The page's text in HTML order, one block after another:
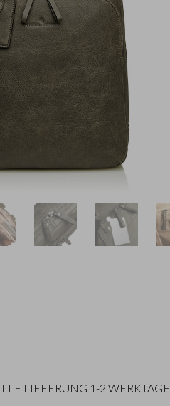
LIEFERUNG 1-2 WERKTAGE